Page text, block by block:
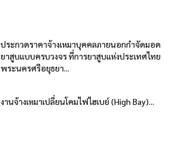
ประกวดราคาจ้างเหมาบุคคลภายนอกกำจัดมอด
ยาสูบแบบครบวงจร ที่การยาสูบแห่งประเทศไทย
พระนครศรีอยุธยา...
งานจ้างเหมาเปลี่ยนโคมไฟไฮเบย์ (High Bay)...